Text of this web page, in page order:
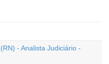
- Analista Judiciário -